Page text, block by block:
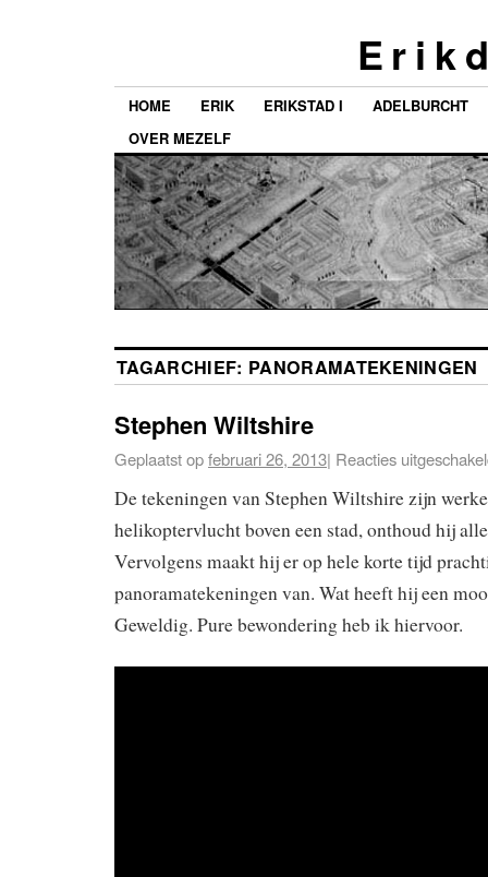
E r i k
HOME ERIK ERIKSTAD I
ADELBURCHT
OVER MEZELF
TAGARCHIEF: PANORAMATEKENINGEN
Stephen Wiltshire
Geplaatst opfebruari 26, 2013| Reacties
De tekeningen van Stephen Wiltshire zijn
helikoptervlucht boven een stad, onthoud hij
Vervolgens maakt hij er op hele korte tijd
panoramatekeningen van. Wat heeft hij een
Geweldig. Pure bewondering heb ik hiervoor.